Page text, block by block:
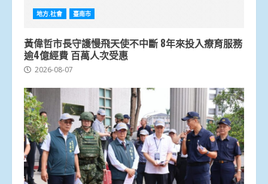
地方.社會 臺南市
黃偉哲市長守護慢飛天使不中斷 8年來投入療育服務
逾4億經費 百萬人次受惠
2026-08-07